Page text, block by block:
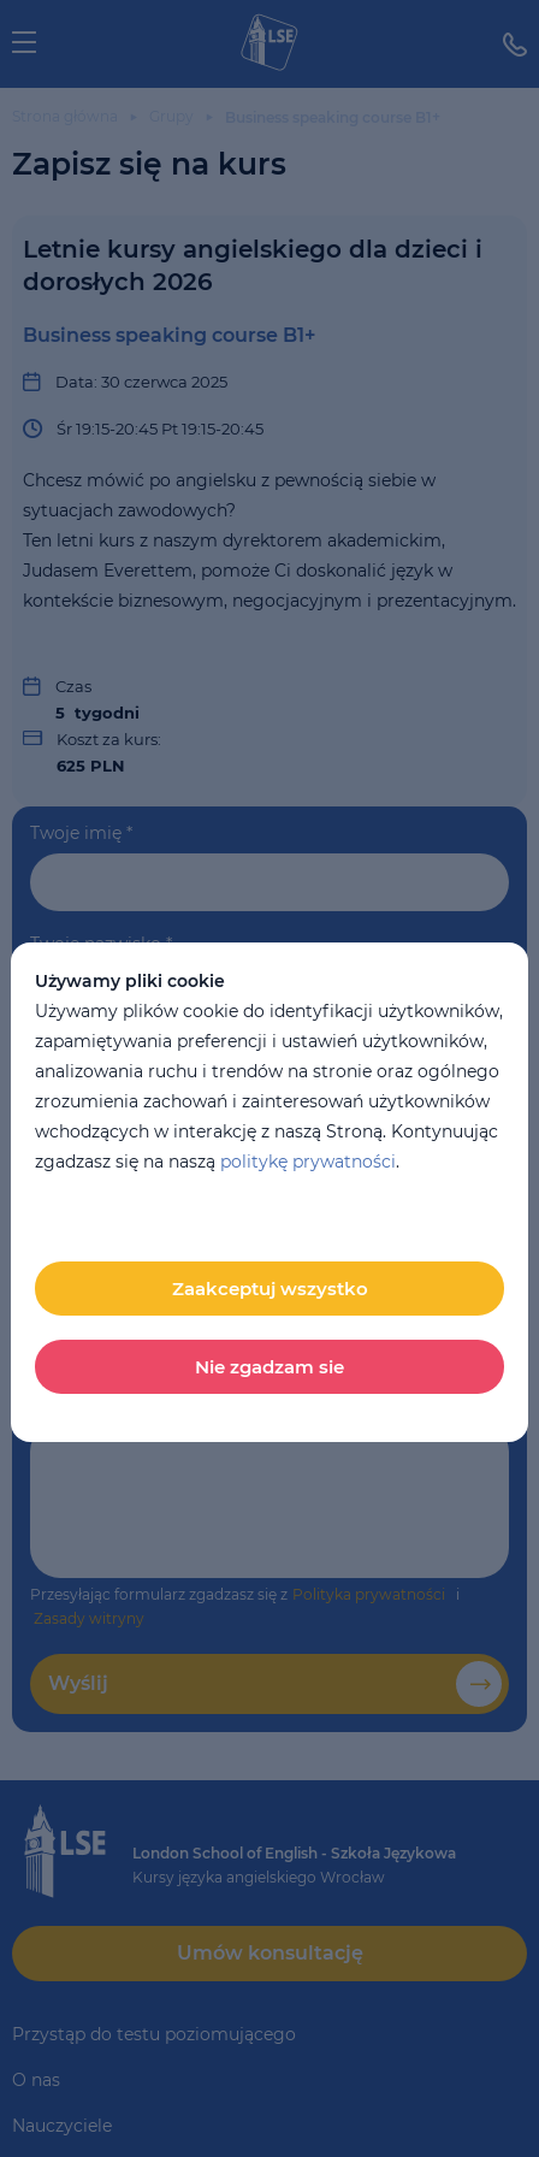
Zapisz się na kurs
Twoje imię *
Twoje nazwisko*
Telefon*
Twój email*
Szkoła
Komentarz
Przesyłając formularz zgadzasz się z Polityka prywatności i
Zasady witryny
Wyślij
Letnie kursy angielskiego dla dzieci i
dorosłych 2026
Business speaking course B1+
Data: 30 czerwca 2025
Śr 19:15-20:45 Pt 19:15-20:45
Chcesz mówić po angielsku z pewnością siebie w
sytuacjach zawodowych?
Ten letni kurs z naszym dyrektorem akademickim,
Judasem Everettem, pomoże Ci doskonalić język w
kontekście biznesowym, negocjacyjnym i prezentacyjnym.
Czas
5 tygodni
Koszt za kurs:
625 PLN
London School of English - Szkoła Językowa
Kursy języka angielskiego Wrocław
Umów konsultację
Przystąp do testu poziomującego
O nas
Nauczyciele
Używamy pliki cookie
Używamy plików cookie do identyfikacji użytkowników,
zapamiętywania preferencji i ustawień użytkowników,
analizowania ruchu i trendów na stronie oraz ogólnego
zrozumienia zachowań i zainteresowań użytkowników
wchodzących w interakcję z naszą Stroną. Kontynuując
zgadzasz się na naszą politykę prywatności.
Zaakceptuj wszystko
Nie zgadzam sie